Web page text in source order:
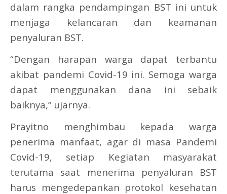
dalam rangka pendampingan BST ini untuk
menjaga kelancaran dan keamanan
penyaluran BST.
“Dengan harapan warga dapat terbantu
akibat pandemi Covid-19 ini. Semoga warga
dapat menggunakan dana ini sebaik
baiknya,” ujarnya.
Prayitno menghimbau kepada warga
penerima manfaat, agar di masa Pandemi
Covid-19, setiap Kegiatan masyarakat
terutama saat menerima penyaluran BST
harus mengedepankan protokol kesehatan